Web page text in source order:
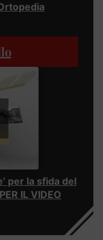
per la sfida del
IL VIDEO